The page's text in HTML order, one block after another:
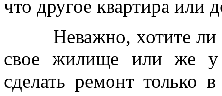
что другое квартира или
Неважно, хотите ли
свое жилище или же у
сделать ремонт только